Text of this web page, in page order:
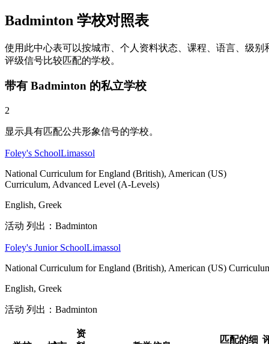
Badminton 学校对照表
使用此中心表可以按城市、个人资料状态、课程、语言、级别
评级信号比较匹配的学校。
带有 Badminton 的私立学校
2
显示具有匹配公共形象信号的学校。
Foley's SchoolLimassol
National Curriculum for England (British), American (US)
Curriculum, Advanced Level (A-Levels)
English, Greek
活动 列出：Badminton
Foley's Junior SchoolLimassol
National Curriculum for England (British), American (US)
English, Greek
活动 列出：Badminton
资
匹配的细